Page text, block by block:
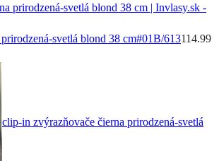
svetlá blond 38 cm#01B/613114.99
clip-in zvýrazňovače čierna prirodzená-svetlá